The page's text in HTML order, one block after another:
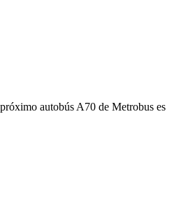
autobús A70 de Metrobus es